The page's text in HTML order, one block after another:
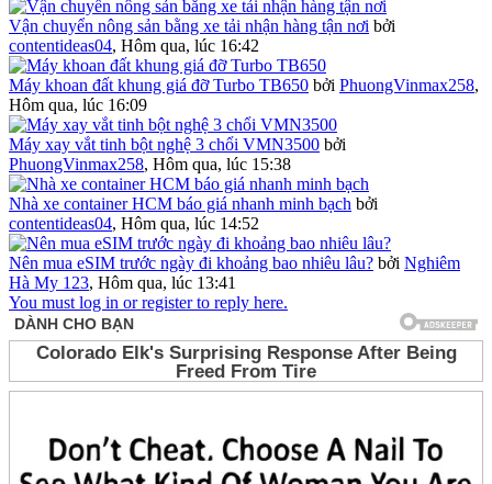
Vận chuyển nông sản bằng xe tải nhận hàng tận nơi bởi
contentideas04, Hôm qua, lúc 16:42
Máy khoan đất khung giá đỡ Turbo TB650 bởi PhuongVinmax258,
Hôm qua, lúc 16:09
Máy xay vắt tinh bột nghệ 3 chổi VMN3500 bởi
PhuongVinmax258, Hôm qua, lúc 15:38
Nhà xe container HCM báo giá nhanh minh bạch bởi
contentideas04, Hôm qua, lúc 14:52
Nên mua eSIM trước ngày đi khoảng bao nhiêu lâu? bởi Nghiêm
Hà My 123, Hôm qua, lúc 13:41
You must log in or register to reply here.